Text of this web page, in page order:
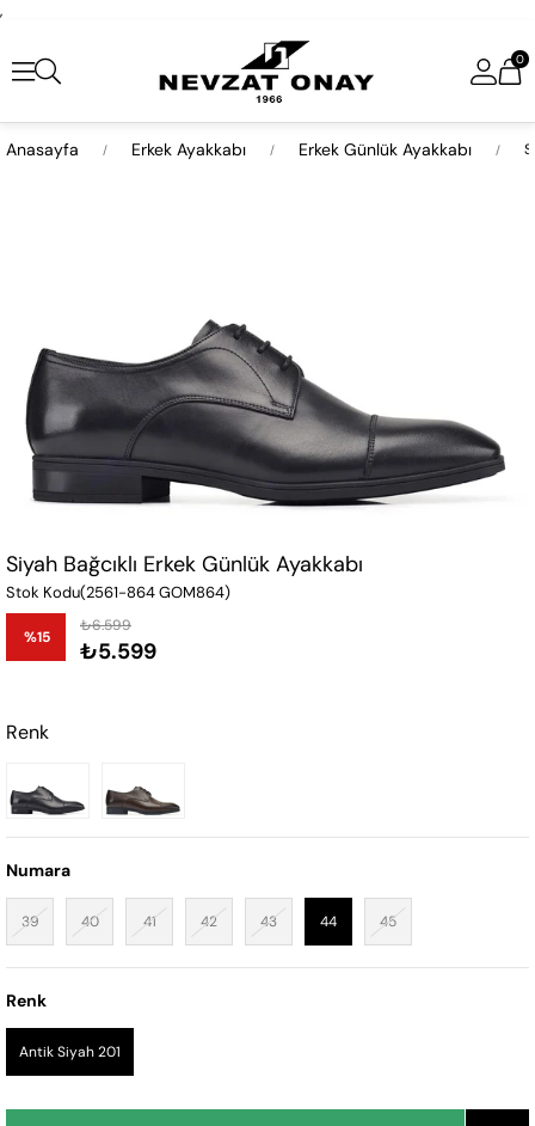
,
0
Anasayfa Erkek Ayakkabı Erkek Günlük Ayakkabı
Siyah Bağcıklı Erkek Günlük Ayakkabı
Stok Kodu(2561-864 GOM864)
%15
İndirim
₺6.599
₺5.599
Renk
Numara
39 40 41 42 43 44 45
Renk
Antik Siyah 201